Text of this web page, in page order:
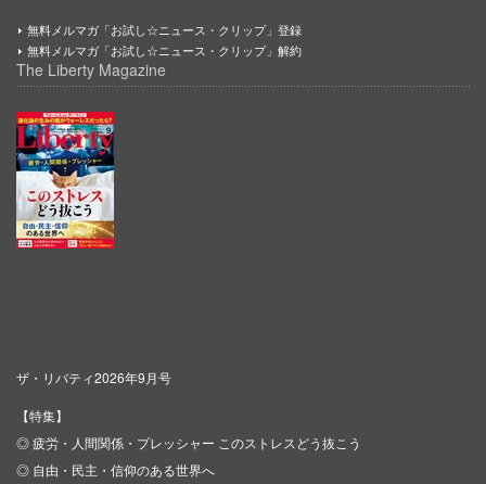
無料メルマガ「お試し☆ニュース・クリップ」登録
無料メルマガ「お試し☆ニュース・クリップ」解約
The Liberty Magazine
ザ・リバティ2026年9月号
【特集】
◎ 疲労・人間関係・プレッシャー このストレスどう抜こう
◎ 自由・民主・信仰のある世界へ